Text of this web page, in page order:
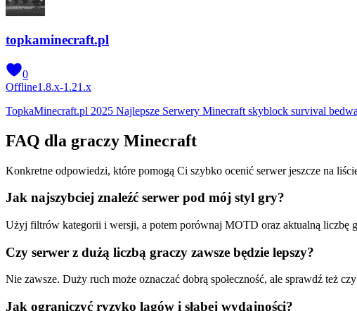
topkaminecraft.pl
0
Offline1.8.x-1.21.x
TopkaMinecraft.pl 2025 Najlepsze Serwery Minecraft skyblock survival
FAQ dla graczy Minecraft
Konkretne odpowiedzi, które pomogą Ci szybko ocenić serwer jeszcze na
Jak najszybciej znaleźć serwer pod mój styl gry?
Użyj filtrów kategorii i wersji, a potem porównaj MOTD oraz aktualną liczbę
Czy serwer z dużą liczbą graczy zawsze będzie lepszy?
Nie zawsze. Duży ruch może oznaczać dobrą społeczność, ale sprawdź też
Jak ograniczyć ryzyko lagów i słabej wydajności?